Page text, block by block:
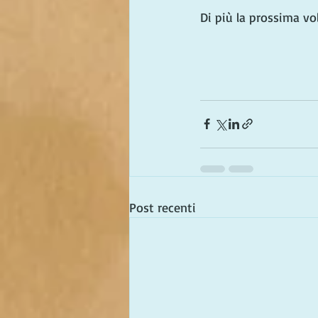
Di più la prossima
Post recenti